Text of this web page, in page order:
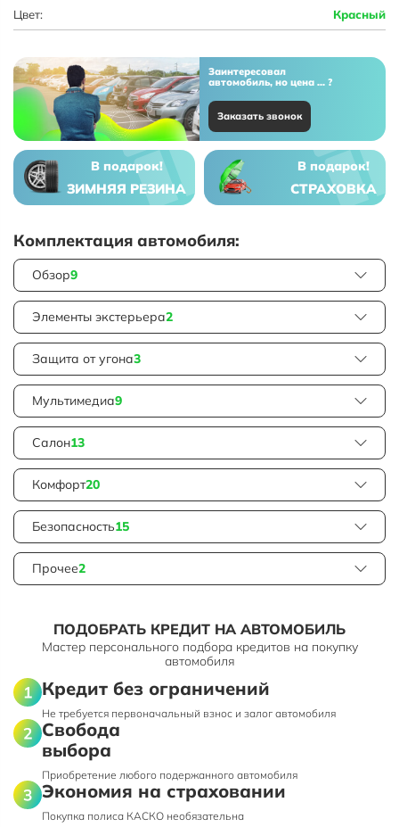
Цвет: Красный
Заинтересовал
автомобиль, но цена ... ?
Заказать звонок
В подарок!
ЗИМНЯЯ РЕЗИНА
В подарок!
СТРАХОВКА
Комплектация автомобиля:
Обзор9
Элементы экстерьера2
Защита от угона3
Мультимедиа9
Салон13
Комфорт20
Безопасность15
Прочее2
ПОДОБРАТЬ КРЕДИТ НА АВТОМОБИЛЬ
Мастер персонального подбора кредитов на покупку
автомобиля
Кредит без ограничений
Не требуется первоначальный взнос и залог автомобиля
Свобода
выбора
Приобретение любого подержанного автомобиля
Экономия на страховании
Покупка полиса КАСКО необязательна